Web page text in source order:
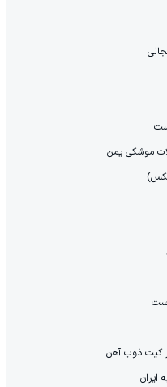
موشکی یمن
کیت ذوب آهن
ایران